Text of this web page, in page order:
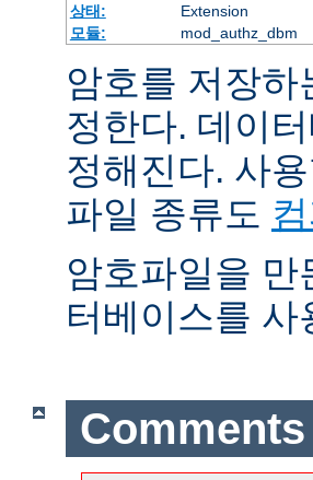
상태:
Extension
모듈:
mod_authz_dbm
암호를 저장
정한다. 데이
정해진다. 사
파일 종류도
암호파일을
터베이스를
Comments